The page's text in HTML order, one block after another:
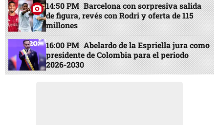
14:50 PM Barcelona con sorpresiva salida
de figura, revés con Rodri y oferta de 115
millones
16:00 PM Abelardo de la Espriella jura como
presidente de Colombia para el periodo
2026-2030